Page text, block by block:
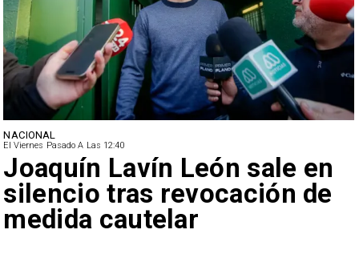
NACIONAL
El Viernes Pasado A Las 12:40
Joaquín Lavín León sale en
silencio tras revocación de
medida cautelar